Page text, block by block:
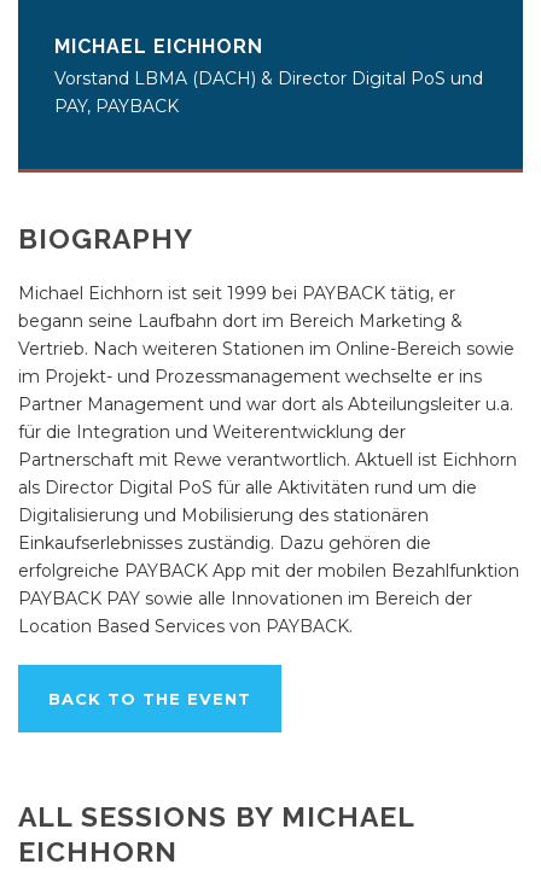
MICHAEL EICHHORN
Vorstand LBMA (DACH) & Director Digital PoS und
PAY, PAYBACK
BIOGRAPHY
Michael Eichhorn ist seit 1999 bei PAYBACK tätig, er
begann seine Laufbahn dort im Bereich Marketing &
Vertrieb. Nach weiteren Stationen im Online-Bereich sowie
im Projekt- und Prozessmanagement wechselte er ins
Partner Management und war dort als Abteilungsleiter u.a.
für die Integration und Weiterentwicklung der
Partnerschaft mit Rewe verantwortlich. Aktuell ist Eichhorn
als Director Digital PoS für alle Aktivitäten rund um die
Digitalisierung und Mobilisierung des stationären
Einkaufserlebnisses zuständig. Dazu gehören die
erfolgreiche PAYBACK App mit der mobilen Bezahlfunktion
PAYBACK PAY sowie alle Innovationen im Bereich der
Location Based Services von PAYBACK.
BACK TO THE EVENT
ALL SESSIONS BY MICHAEL
EICHHORN